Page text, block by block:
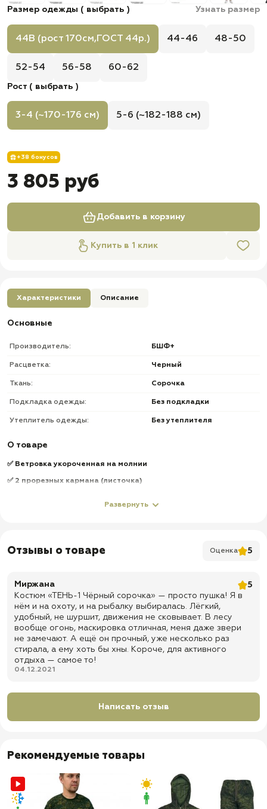
Размер одежды ( выбрать ) Узнать размер
44B (рост 170см,ГОСТ 44р.) 44-46 48-50
52-54 56-58 60-62
Рост ( выбрать )
3-4 (~170-176 см) 5-6 (~182-188 см)
+38 бонусов
3 805 руб
Добавить в корзину
Купить в 1 клик
Характеристики Описание
Основные
Производитель: БШФ+
Расцветка: Черный
Ткань: Сорочка
Подкладка одежды: Без подкладки
Утеплитель одежды: Без утеплителя
О товаре
✅ Ветровка укороченная на молнии
✅ 2 прорезных кармана (листочка)
✅ Шлевки под ремень
✅ Доставка по всей России
✅ Быстрая отправка
Развернуть
Отзывы о товаре Оценка 5
Миржана
5
Костюм «ТЕНЬ-1 Чёрный сорочка» — просто пушка! Я в
нём и на охоту, и на рыбалку выбиралась. Лёгкий,
удобный, не шуршит, движения не сковывает. В лесу
вообще огонь, маскировка отличная, меня даже звери
не замечают. А ещё он прочный, уже несколько раз
стирала, а ему хоть бы хны. Короче, для активного
отдыха — самое то!
04.12.2021
Написать отзыв
Рекомендуемые товары